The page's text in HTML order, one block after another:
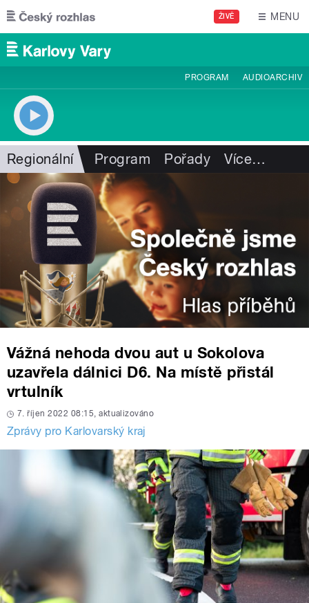
Přejít k hlavnímu obsahu
ŽIVĚ MENU
PROGRAM AUDIOARCHIV
Regionální Program Pořady Více…
Vážná nehoda dvou aut u Sokolova
uzavřela dálnici D6. Na místě přistál
vrtulník
7. říjen 2022 08:15, aktualizováno
Zprávy pro Karlovarský kraj